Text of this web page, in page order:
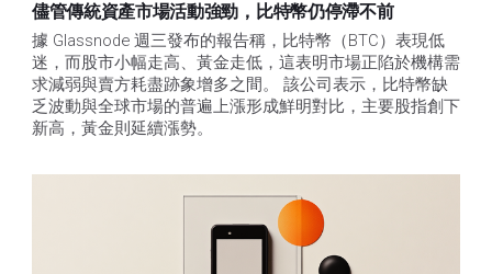
儘管傳統資產市場活動強勁，比特幣仍停滯不前
據 Glassnode 週三發布的報告稱，比特幣（BTC）表現低
迷，而股市小幅走高、黃金走低，這表明市場正陷於機構需
求減弱與賣方耗盡跡象增多之間。 該公司表示，比特幣缺
乏波動與全球市場的普遍上漲形成鮮明對比，主要股指創下
新高，黃金則延續漲勢。